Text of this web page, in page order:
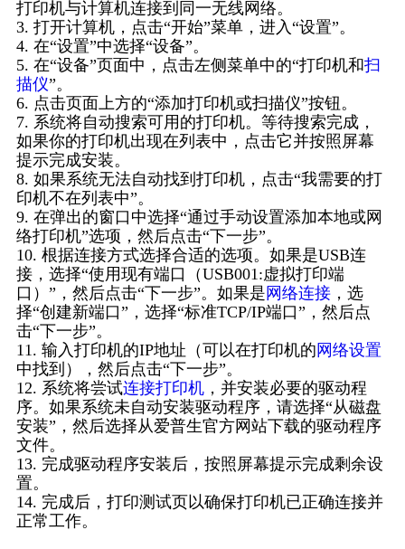
打印机与计算机连接到同一无线网络。
3. 打开计算机，点击“开始”菜单，进入“设置”。
4. 在“设置”中选择“设备”。
5. 在“设备”页面中，点击左侧菜单中的“打印机和扫
描仪”。
6. 点击页面上方的“添加打印机或扫描仪”按钮。
7. 系统将自动搜索可用的打印机。等待搜索完成，
如果你的打印机出现在列表中，点击它并按照屏幕
提示完成安装。
8. 如果系统无法自动找到打印机，点击“我需要的打
印机不在列表中”。
9. 在弹出的窗口中选择“通过手动设置添加本地或网
络打印机”选项，然后点击“下一步”。
10. 根据连接方式选择合适的选项。如果是USB连
接，选择“使用现有端口（USB001:虚拟打印端
口）”，然后点击“下一步”。如果是 网络连接，选
择“创建新端口”，选择“标准TCP/IP端口”，然后点
击“下一步”。
11. 输入打印机的IP地址（可以在打印机的 网络设置
中找到），然后点击“下一步”。
12. 系统将尝试连接打印机，并安装必要的驱动程
序。如果系统未自动安装驱动程序，请选择“从磁盘
安装”，然后选择从爱普生官方网站下载的驱动程序
文件。
13. 完成驱动程序安装后，按照屏幕提示完成剩余设
置。
14. 完成后，打印测试页以确保打印机已正确连接并
正常工作。